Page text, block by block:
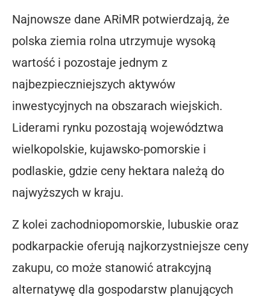
Najnowsze dane ARiMR potwierdzają, że
polska ziemia rolna utrzymuje wysoką
wartość i pozostaje jednym z
najbezpieczniejszych aktywów
inwestycyjnych na obszarach wiejskich.
Liderami rynku pozostają województwa
wielkopolskie, kujawsko-pomorskie i
podlaskie, gdzie ceny hektara należą do
najwyższych w kraju.
Z kolei zachodniopomorskie, lubuskie oraz
podkarpackie oferują najkorzystniejsze ceny
zakupu, co może stanowić atrakcyjną
alternatywę dla gospodarstw planujących